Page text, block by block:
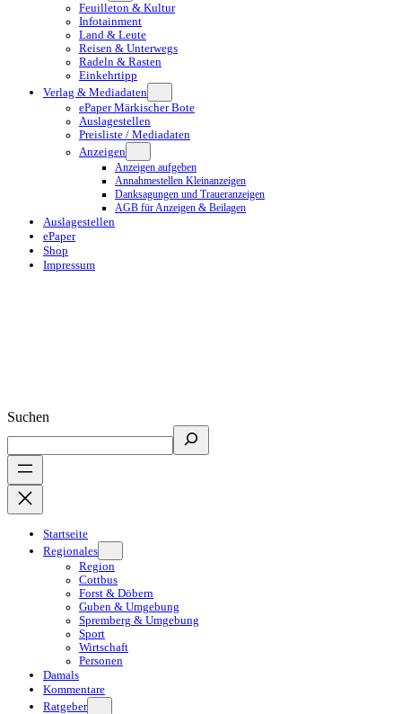
Feuilleton & Kultur
Infotainment
Land & Leute
Reisen & Unterwegs
Radeln & Rasten
Einkehrtipp
Verlag & Mediadaten
ePaper Märkischer Bote
Auslagestellen
Preisliste / Mediadaten
Anzeigen
Anzeigen aufgeben
Annahmestellen Kleinanzeigen
Danksagungen und Traueranzeigen
AGB für Anzeigen & Beilagen
Auslagestellen
ePaper
Shop
Impressum
Suchen
Startseite
Regionales
Region
Cottbus
Forst & Döbern
Guben & Umgebung
Spremberg & Umgebung
Sport
Wirtschaft
Personen
Damals
Kommentare
Ratgeber